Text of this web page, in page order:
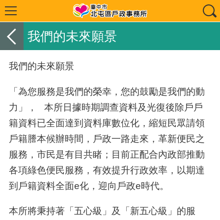
我們的未來願景
我們的未來願景
「為您服務是我們的榮幸，您的鼓勵是我們的動
力」， 本所日據時期調查資料及光復後除戶戶
籍資料已全面達到資料庫數位化，縮短民眾請領
戶籍謄本候辦時間，戶政一路走來，革新便民之
服務，市民是有目共睹；目前正配合內政部推動
各項綠色便民服務，有效提升行政效率，以期達
到戶籍資料全面e化，迎向戶政e時代。
本所將秉持著「五心級」及「新五心級」的服